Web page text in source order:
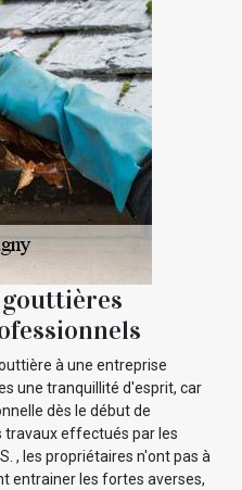
à une entreprise
une tranquillité d'esprit, car
dès le début de
travaux effectués par les
, les propriétaires n'ont pas à
entrainer les fortes averses,